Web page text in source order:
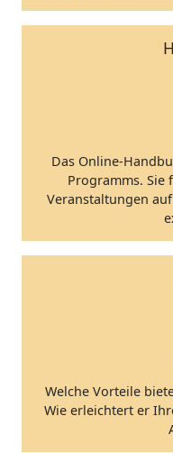
Das Online-
Programms. Sie
Veranstaltungen
Welche Vorteile
Wie erleichtert er